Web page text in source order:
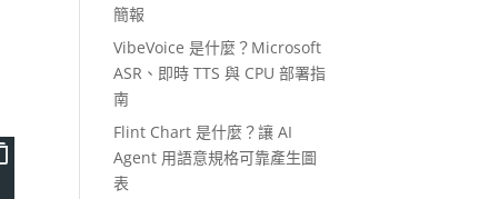
簡報
VibeVoice 是什麼？Microsoft
ASR、即時 TTS 與 CPU 部署指
南
Flint Chart 是什麼？讓 AI
Agent 用語意規格可靠產生圖
表